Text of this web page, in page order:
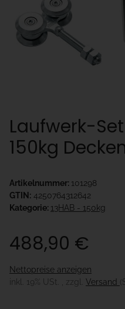
Laufwerk-
150kg
Artikelnummer: 101298
GTIN: 4250764312642
Kategorie: 13HAB - 150kg
488,90 €
Nettopreise anzeigen
inkl. 19% USt. , zzgl. Versand